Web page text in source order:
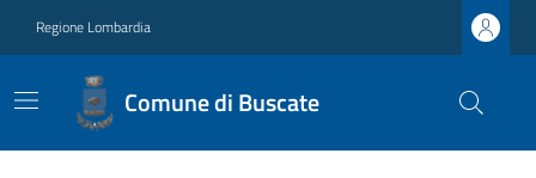
Regione Lombardia
Comune di Buscate